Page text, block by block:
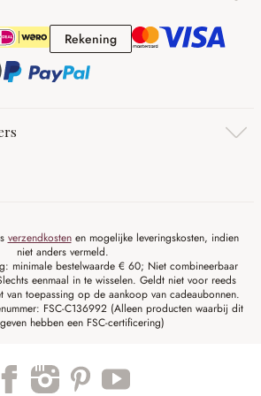
RekeningRekening
verzendkostenen mogelijke leveringskosten, indien
niet anders vermeld.
minimale bestelwaarde € 60; Niet combineerbaar
eenmaal in te wisselen. Geldt niet voor reeds
van toepassing op de aankoop van cadeaubonnen.
FSC-C136992 (Alleen producten waarbij dit
hebben een FSC-certificering)